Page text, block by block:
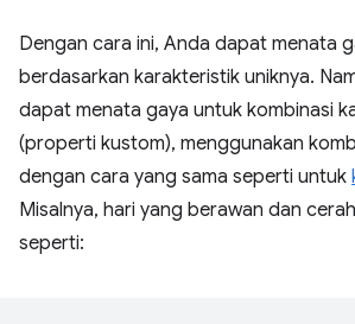
Dengan cara ini, Anda dapat menata
berdasarkan karakteristik uniknya.
dapat menata gaya untuk kombinasi
(properti kustom), menggunakan
dengan cara yang sama seperti untuk
Misalnya, hari yang berawan dan
seperti: